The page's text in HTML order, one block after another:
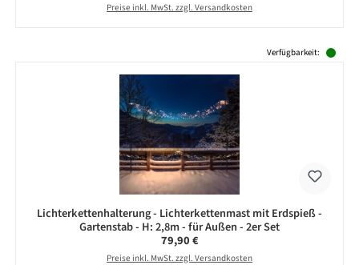
Preise inkl. MwSt. zzgl. Versandkosten
Verfügbarkeit:
Lichterkettenhalterung - Lichterkettenmast mit Erdspieß -
Gartenstab - H: 2,8m - für Außen - 2er Set
Regulärer Preis:
79,90 €
Preise inkl. MwSt. zzgl. Versandkosten